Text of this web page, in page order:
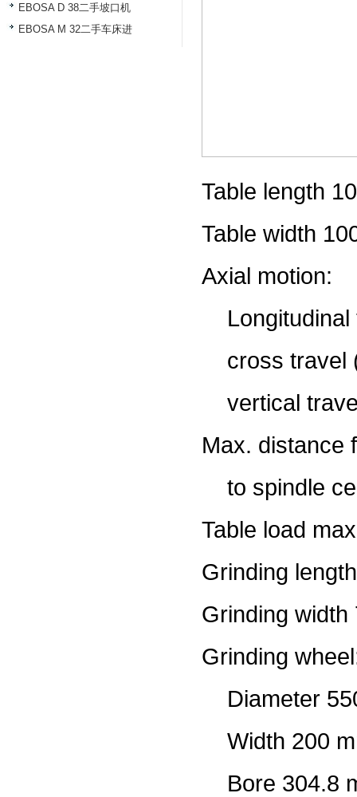
EBOSA D 38二手坡口机
EBOSA M 32二手车床进
Table length
Table width
Axial motion:
Longitudinal
cross travel
vertical
Max. distance
to spindle
Table load
Grinding
Grinding width
Grinding
Diameter
Width 200
Bore 304.8